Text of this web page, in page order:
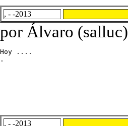
, - -2013
por Álvaro (salluc)
Hoy ....
.
, - -2013